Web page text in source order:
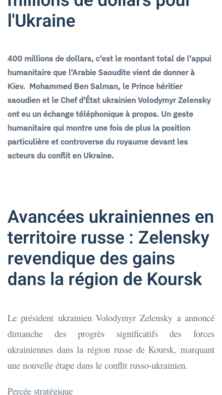
l'Ukraine
400 millions de dollars, c'est le montant total de l'appui
humanitaire que l'Arabie Saoudite vient de donner à
Kiev. Mohammed Ben Salman, le Prince héritier
saoudien et le Chef d'État ukrainien Volodymyr Zelensky
ont eu un échange téléphonique à propos. Un geste
humanitaire qui montre une fois de plus la position
particulière et controverse du royaume devant les
acteurs du conflit en Ukraine.
Avancées ukrainiennes en
territoire russe : Zelensky
revendique des gains
dans la région de Koursk
Le président ukrainien Volodymyr Zelensky a annoncé
dimanche des progrès significatifs des forces
ukrainiennes dans la région russe de Koursk, marquant
une nouvelle étape dans le conflit russo-ukrainien.
Percée stratégique